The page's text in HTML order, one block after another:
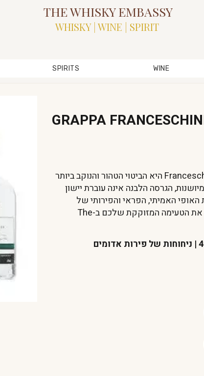
THE WHISKY EMBASSY
WHISKY | WINE | SPIRIT
SPIRITS WINE
GRAPPA
ה-Grappa di Amarone Bianca מבית Franceschini היא הביטוי הטהור והנוקב ביותר
הגרסה הלבנה אינה עוברת יישון
האמיתי, הפראי והפירותי של
הענבים כפי שהם יוצאים מהזיקוק. הזמינו את הטעימה המזוקקת שלכם ב-The